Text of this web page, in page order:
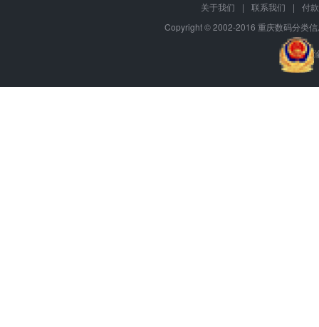
关于我们 | 联系我们 |
付
Copyright © 2002-2016 重庆数码分类